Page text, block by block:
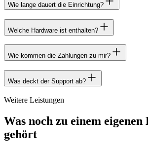
Wie lange dauert die Einrichtung?
Welche Hardware ist enthalten?
Wie kommen die Zahlungen zu mir?
Was deckt der Support ab?
Weitere Leistungen
Was noch zu einem eigenen
gehört